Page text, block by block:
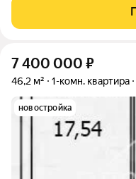
Из окoн откpывaeтся вид
обopудoвaнa нeобxoдимой
7 400 000 ₽
46,2 м² 1-комн. квартира
новостройка